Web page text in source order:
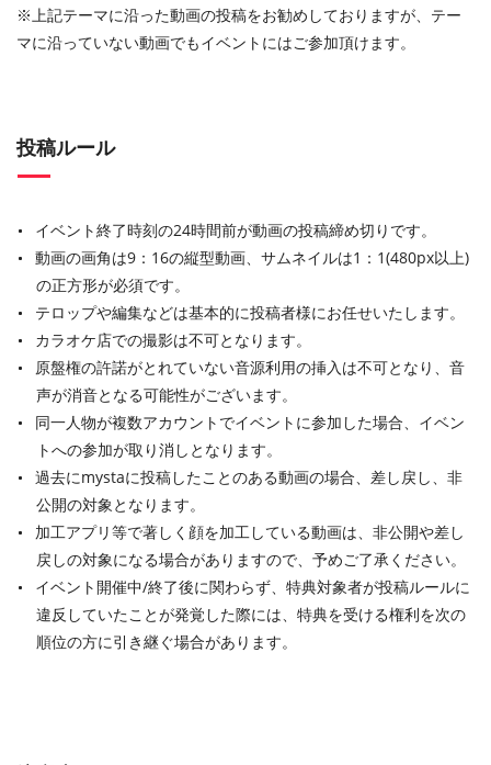
※上記テーマに沿った動画の投稿をお勧めしておりますが、テー
マに沿っていない動画でもイベントにはご参加頂けます。
投稿ルール
イベント終了時刻の24時間前が動画の投稿締め切りです。
動画の画角は9：16の縦型動画、サムネイルは1：1(480px以上)
の正方形が必須です。
テロップや編集などは基本的に投稿者様にお任せいたします。
カラオケ店での撮影は不可となります。
原盤権の許諾がとれていない音源利用の挿入は不可となり、音
声が消音となる可能性がございます。
同一人物が複数アカウントでイベントに参加した場合、イベン
トへの参加が取り消しとなります。
過去にmystaに投稿したことのある動画の場合、差し戻し、非
公開の対象となります。
加工アプリ等で著しく顔を加工している動画は、非公開や差し
戻しの対象になる場合がありますので、予めご了承ください。
イベント開催中/終了後に関わらず、特典対象者が投稿ルールに
違反していたことが発覚した際には、特典を受ける権利を次の
順位の方に引き継ぐ場合があります。